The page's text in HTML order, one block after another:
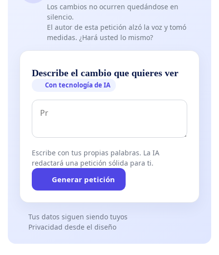
Los cambios no ocurren quedándose en
silencio.
El autor de esta petición alzó la voz y tomó
medidas. ¿Hará usted lo mismo?
Describe el cambio que quieres ver
Con tecnología de IA
Escribe con tus propias palabras. La IA
redactará una petición sólida para ti.
Generar petición
Tus datos siguen siendo tuyos
Privacidad desde el diseño